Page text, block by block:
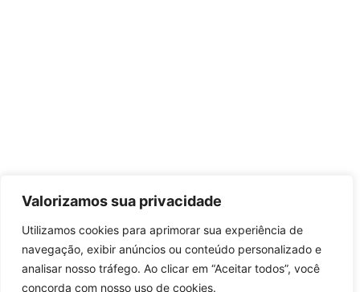
Valorizamos sua privacidade
Utilizamos cookies para aprimorar sua experiência de
navegação, exibir anúncios ou conteúdo personalizado e
analisar nosso tráfego. Ao clicar em “Aceitar todos”, você
concorda com nosso uso de cookies.